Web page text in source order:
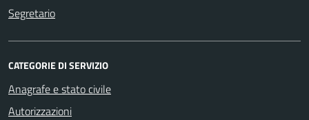
Segretario
CATEGORIE DI SERVIZIO
Anagrafe e stato civile
Autorizzazioni